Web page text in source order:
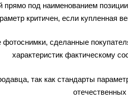
под наименованием
критичен, если купленная
сделанные
характеристик фактическому
так как стандарты
отечественных